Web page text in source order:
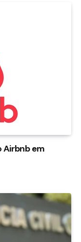
Airbnb em